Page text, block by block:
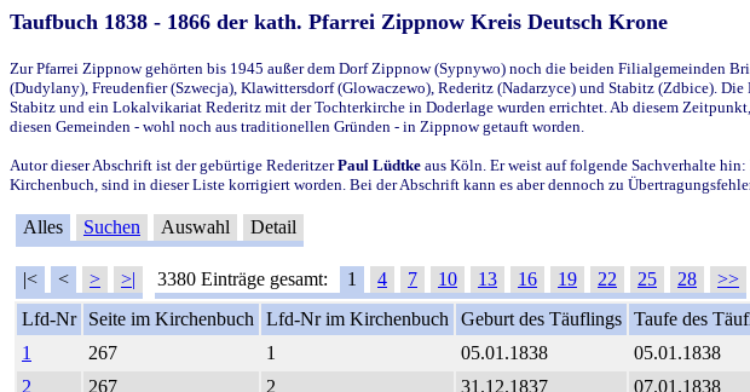
Taufbuch 1838 - 1866 der kath. Pfarrei Zippnow Kreis Deutsch Krone
Zur Pfarrei Zippnow gehörten bis 1945 außer dem Dorf Zippnow (Sypnywo) noch die beiden Filialgemeinden
(Dudylany), Freudenfier (Szwecja), Klawittersdorf (Glowaczewo), Rederitz (Nadarzyce) und Stabitz (Zdbice).
Stabitz und ein Lokalvikariat Rederitz mit der Tochterkirche in Doderlage wurden errichtet. Ab diesem
diesen Gemeinden - wohl noch aus traditionellen Gründen - in Zippnow getauft worden.
Autor dieser Abschrift ist der gebürtige RederitzerPaul Lüdtke aus Köln. Er weist auf folgende Sachverhalte
Kirchenbuch, sind in dieser Liste korrigiert worden. Bei der Abschrift kann es aber dennoch zu
Alles Suchen Auswahl Detail
|< < > >| 3380 Einträge gesamt: 1 4 7 10 13 16 19 22 25 28
>>
Lfd-Nr
Seite im Kirchenbuch Lfd-Nr im Kirchenbuch Geburt des Täuflings Taufe des
1
267 1 05.01.1838 05.01.1838
2
267 2 31.12.1837 07.01.1838